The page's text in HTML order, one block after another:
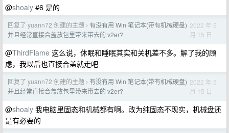
@shoaly #6 是的
回复了 yuann72 创建的主题 › 有没有用 Win 笔记本(带有机械硬盘)
并且经常直接合盖放包里带来带去的 v2er?
2022 年 5
月 15 日
@ThirdFlame 这么说，休眠和睡眠其实和关机差不多。解了我的顾
虑，我以后也直接合盖就走吧
回复了 yuann72 创建的主题 › 有没有用 Win 笔记本(带有机械硬盘)
并且经常直接合盖放包里带来带去的 v2er?
2022 年 5
月 15 日
@shoaly 我电脑里固态和机械都有啊。改为纯固态不现实，机械盘还
是有必要的